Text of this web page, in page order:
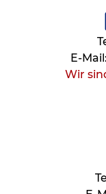
E-Mail:
Wir